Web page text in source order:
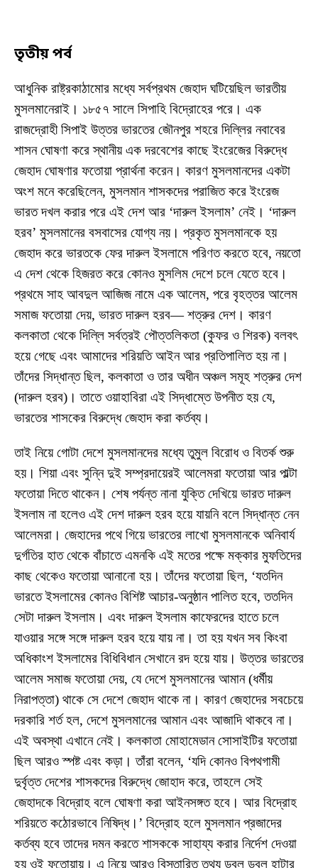
তৃতীয় পর্ব
আধুনিক রাষ্ট্রকাঠামোর মধ্যে সর্বপ্রথম জেহাদ ঘটিয়েছিল ভারতীয়
মুসলমানেরাই। ১৮৫৭ সালে সিপাহি বিদ্রোহের পরে। এক
রাজদ্রোহী সিপাই উত্তর ভারতের জৌনপুর শহরে দিল্লির নবাবের
শাসন ঘোষণা করে স্থানীয় এক দরবেশের কাছে ইংরেজের বিরুদ্ধে
জেহাদ ঘোষণার ফতোয়া প্রার্থনা করেন। কারণ মুসলমানদের একটা
অংশ মনে করেছিলেন, মুসলমান শাসকদের পরাজিত করে ইংরেজ
ভারত দখল করার পরে এই দেশ আর ‘দারুল ইসলাম’ নেই। ‘দারুল
হরব’ মুসলমানের বসবাসের যোগ্য নয়। প্রকৃত মুসলমানকে হয়
জেহাদ করে ভারতকে ফের দারুল ইসলামে পরিণত করতে হবে, নয়তো
এ দেশ থেকে হিজরত করে কোনও মুসলিম দেশে চলে যেতে হবে।
প্রথমে সাহ আবদুল আজিজ নামে এক আলেম, পরে বৃহত্তর আলেম
সমাজ ফতোয়া দেয়, ভারত দারুল হরব— শত্রুর দেশ। কারণ
কলকাতা থেকে দিল্লি সর্বত্রই পৌত্তলিকতা (কুফর ও শিরক) বলবৎ
হয়ে গেছে এবং আমাদের শরিয়তি আইন আর প্রতিপালিত হয় না।
তাঁদের সিদ্ধান্ত ছিল, কলকাতা ও তার অধীন অঞ্চল সমূহ শত্রুর দেশ
(দারুল হরব)। তাতে ওয়াহাবিরা এই সিদ্ধাম্তে উপনীত হয় যে,
ভারতের শাসকের বিরুদ্ধে জেহাদ করা কর্তব্য।
তাই নিয়ে গোটা দেশে মুসলমানদের মধ্যে তুমুল বিরোধ ও বিতর্ক শুরু
হয়। শিয়া এবং সুন্নি দুই সম্প্রদায়েরই আলেমরা ফতোয়া আর পাল্টা
ফতোয়া দিতে থাকেন। শেষ পর্যন্ত নানা যুক্তি দেখিয়ে ভারত দারুল
ইসলাম না হলেও এই দেশ দারুল হরব হয়ে যায়নি বলে সিদ্ধান্ত নেন
আলেমরা। জেহাদের পথে গিয়ে ভারতের লাখো মুসলমানকে অনিবার্য
দুর্গতির হাত থেকে বাঁচাতে এমনকি এই মতের পক্ষে মক্কার মুফতিদের
কাছ থেকেও ফতোয়া আনানো হয়। তাঁদের ফতোয়া ছিল, ‘যতদিন
ভারতে ইসলামের কোনও বিশিষ্ট আচার-অনুষ্ঠান পালিত হবে, ততদিন
সেটা দারুল ইসলাম। এবং দারুল ইসলাম কাফেরদের হাতে চলে
যাওয়ার সঙ্গে সঙ্গে দারুল হরব হয়ে যায় না। তা হয় যখন সব কিংবা
অধিকাংশ ইসলামের বিধিবিধান সেখানে রদ হয়ে যায়। উত্তর ভারতের
আলেম সমাজ ফতোয়া দেয়, যে দেশে মুসলমানের আমান (ধর্মীয়
নিরাপত্তা) থাকে সে দেশে জেহাদ থাকে না। কারণ জেহাদের সবচেয়ে
দরকারি শর্ত হল, দেশে মুসলমানের আমান এবং আজাদি থাকবে না।
এই অবস্থা এখানে নেই। কলকাতা মোহামেডান সোসাইটির ফতোয়া
ছিল আরও স্পষ্ট এবং কড়া। তাঁরা বলেন, ‘যদি কোনও বিপথগামী
দুর্বৃত্ত দেশের শাসকদের বিরুদ্ধে জোহাদ করে, তাহলে সেই
জেহাদকে বিদ্রোহ বলে ঘোষণা করা আইনসঙ্গত হবে। আর বিদ্রোহ
শরিয়তে কঠোরভাবে নিষিদ্ধ।’ বিদ্রোহ হলে মুসলমান প্রজাদের
কর্তব্য হবে তাদের দমন করতে শাসককে সাহায্য করার নির্দেশ দেওয়া
হয় ওই ফতোয়ায়। এ নিয়ে আরও বিস্তারিত তথ্য ডবলু ডবলু হান্টার